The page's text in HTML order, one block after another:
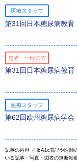
医療スタッフ
第31回⽇本糖尿病教
患者・一般の方
第31回日本糖尿病教
医療スタッフ
第62回欧州糖尿病学会
記事の内容（HbA1c表記や医師
いる記事・写真・図表の無断転